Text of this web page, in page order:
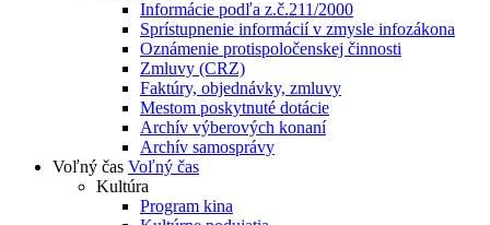
Informácie podľa z.č.211/2000
Sprístupnenie informácií v zmysle infozákona
Oznámenie protispoločenskej činnosti
Zmluvy (CRZ)
Faktúry, objednávky, zmluvy
Mestom poskytnuté dotácie
Archív výberových konaní
Archív samosprávy
Voľný čas Voľný čas
Kultúra
Program kina